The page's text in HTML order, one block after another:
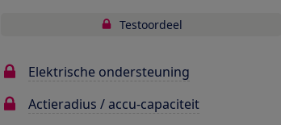
Testoordeel
Elektrische ondersteuning
Actieradius / accu-capaciteit